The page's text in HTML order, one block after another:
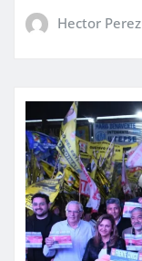
Hector Perez